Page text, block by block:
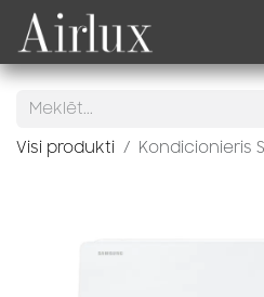
Skip to Content
Visi produkti Kondicionieris